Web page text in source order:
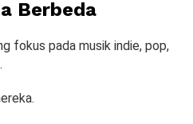
Berbeda
fokus pada musik indie, pop,